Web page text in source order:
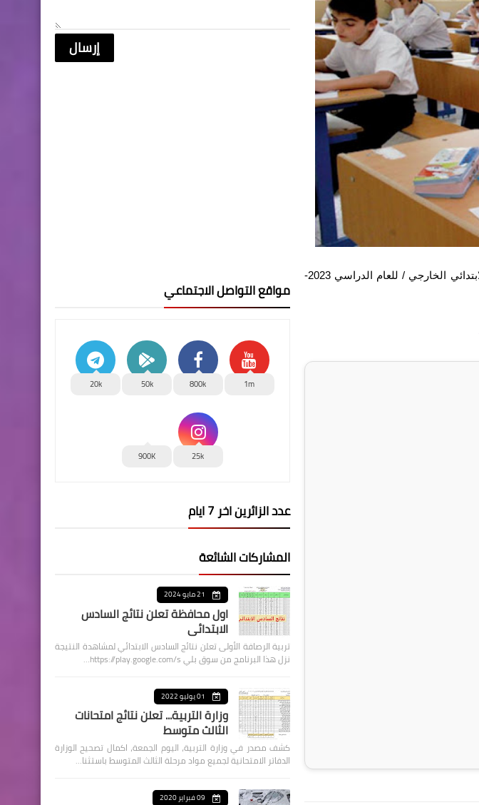
اعلنت المديرية العامة لتربية بغداد الكرخ الثالثة نتائج امتحانات الدور التمهيدي لطلبة السادس الابتدائي الخارجي / للعام الدراسي 2023-
مواقع التواصل الاجتماعي
1m
800k
50k
20k
25k
900K
عدد الزائرين اخر 7 ايام
المشاركات الشائعة
21 مايو 2024
اول محافظة تعلن نتائج السادس
الابتدائي
تربية الرصافة الأولى تعلن نتائج السادس الابتدائي لمشاهدة النتيجة
نزل هذا البرنامج من سوق بلي https://play.google.com/s…
01 يوليو 2022
وزارة التربية... تعلن نتائج امتحانات
الثالث متوسط
كشف مصدر في وزارة التربية، اليوم الجمعة، اكمال تصحيح الوزارة
الدفاتر الامتحانية لجميع مواد مرحلة الثالث المتوسط باستثنا…
09 فبراير 2020